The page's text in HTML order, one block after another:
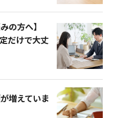
の方へ】
だけで大丈
増えていま